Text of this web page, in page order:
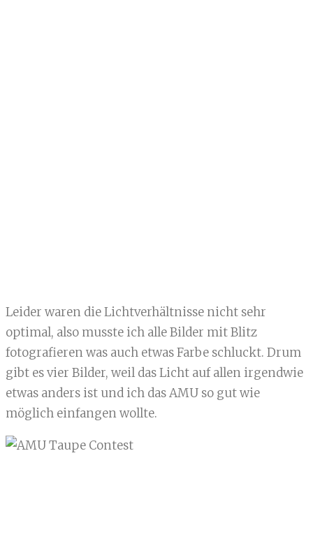
Leider waren die Lichtverhältnisse nicht sehr
optimal, also musste ich alle Bilder mit Blitz
fotografieren was auch etwas Farbe schluckt. Drum
gibt es vier Bilder, weil das Licht auf allen irgendwie
etwas anders ist und ich das AMU so gut wie
möglich einfangen wollte.